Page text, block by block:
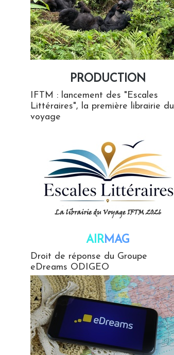
PRODUCTION
IFTM : lancement des "Escales
Littéraires", la première librairie du
voyage
AIRMAG
Droit de réponse du Groupe
eDreams ODIGEO